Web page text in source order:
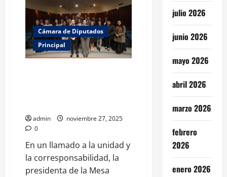
presenta
alarmantes
cifras
de
violencia
y
exige
auditoría
Cámara de Diputados
Principal
admin
noviembre 27, 2025
0
En un llamado a la unidad y
la corresponsabilidad, la
presidenta de la Mesa
julio 2026
junio 2026
mayo 2026
abril 2026
marzo 2026
febrero
2026
enero 2026